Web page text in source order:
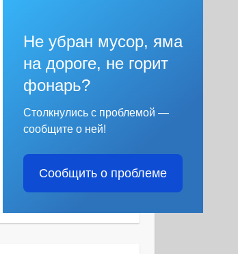
Не убран мусор, яма
на дороге, не горит
фонарь?
Столкнулись с проблемой —
сообщите о ней!
Сообщить о проблеме